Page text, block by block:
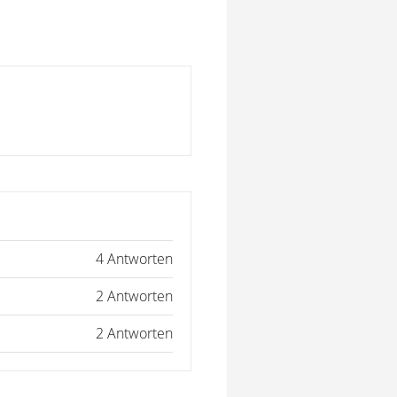
4 Antworten
2 Antworten
2 Antworten